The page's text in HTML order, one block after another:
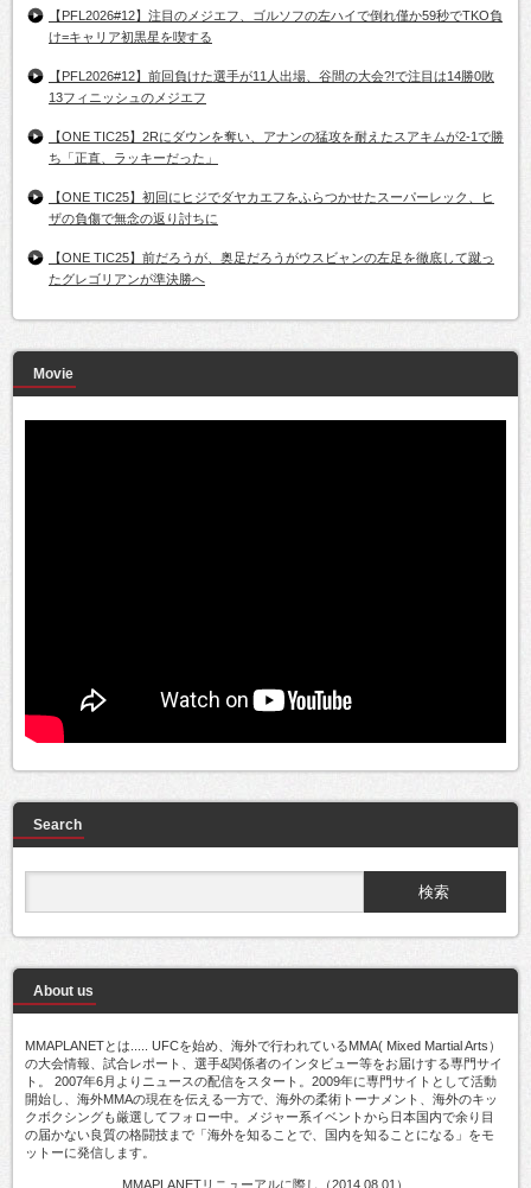
【PFL2026#12】注目のメジエフ、ゴルソフの左ハイで倒れ僅か59秒でTKO負
け=キャリア初黒星を喫する
【PFL2026#12】前回負けた選手が11人出場、谷間の大会?!で注目は14勝0敗
13フィニッシュのメジエフ
【ONE TIC25】2Rにダウンを奪い、アナンの猛攻を耐えたスアキムが2-1で勝
ち「正直、ラッキーだった」
【ONE TIC25】初回にヒジでダヤカエフをふらつかせたスーパーレック、ヒ
ザの負傷で無念の返り討ちに
【ONE TIC25】前だろうが、奥足だろうがウスビャンの左足を徹底して蹴っ
たグレゴリアンが準決勝へ
Movie
Search
About us
MMAPLANETとは..... UFCを始め、海外で行われているMMA( Mixed Martial Arts）
の大会情報、試合レポート、選手&関係者のインタビュー等をお届けする専門サイ
ト。 2007年6月よりニュースの配信をスタート。2009年に専門サイトとして活動
開始し、海外MMAの現在を伝える一方で、海外の柔術トーナメント、海外のキッ
クボクシングも厳選してフォロー中。メジャー系イベントから日本国内で余り目
の届かない良質の格闘技まで「海外を知ることで、国内を知ることになる」をモ
ットーに発信します。
MMAPLANETリニューアルに際し（2014.08.01）